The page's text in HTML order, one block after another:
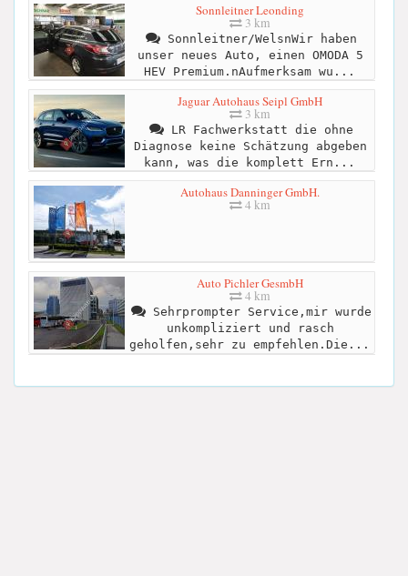
Sonnleitner Leonding
3 km
Sonnleitner/WelsnWir haben
unser neues Auto, einen OMODA 5
HEV Premium.nAufmerksam wu...
Jaguar Autohaus Seipl GmbH
3 km
LR Fachwerkstatt die ohne
Diagnose keine Schätzung abgeben
kann, was die komplett Ern...
Autohaus Danninger GmbH.
4 km
Auto Pichler GesmbH
4 km
Sehrprompter Service,mir wurde
unkompliziert und rasch
geholfen,sehr zu empfehlen.Die...